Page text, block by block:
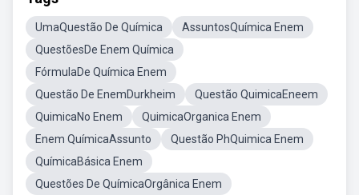
UmaQuestão De Química
AssuntosQuímica Enem
QuestõesDe Enem Química
FórmulaDe Química Enem
Questão De EnemDurkheim
Questão QuimicaEneem
QuimicaNo Enem
QuimicaOrganica Enem
Enem QuímicaAssunto
Questão PhQuimica Enem
QuímicaBásica Enem
Questões De QuímicaOrgânica Enem